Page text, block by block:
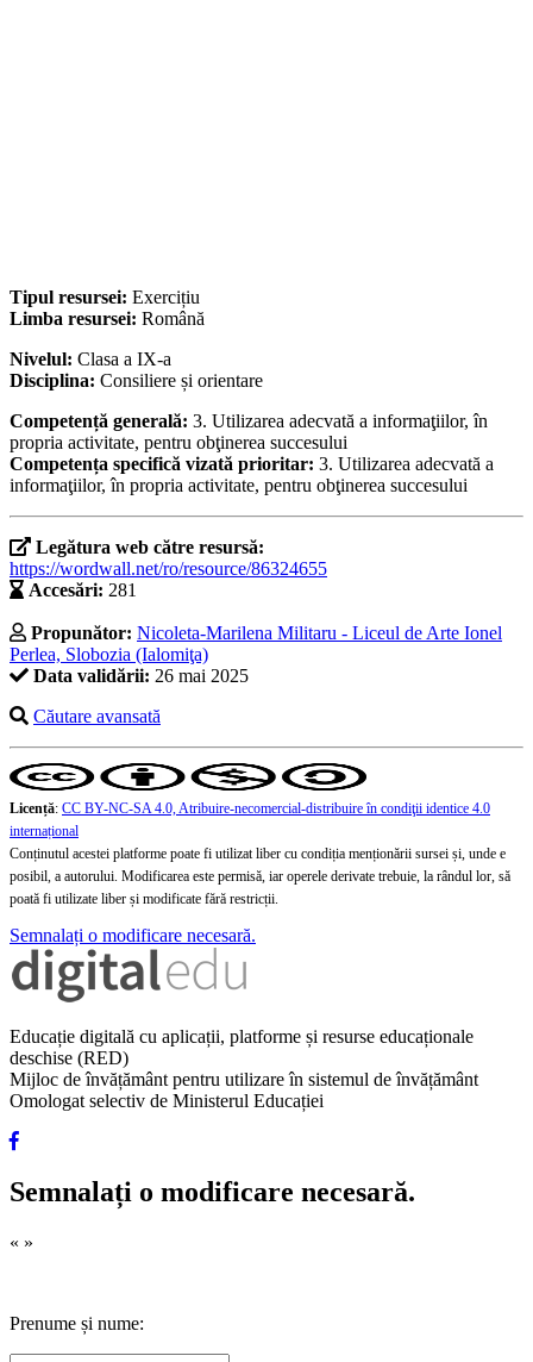
Tipul resursei: Exercițiu
Limba resursei: Română
Nivelul: Clasa a IX-a
Disciplina: Consiliere și orientare
Competență generală: 3. Utilizarea adecvată a informaţiilor, în
propria activitate, pentru obţinerea succesului
Competența specifică vizată prioritar: 3. Utilizarea adecvată a
informaţiilor, în propria activitate, pentru obţinerea succesului
Legătura web către resursă:
https://wordwall.net/ro/resource/86324655
Accesări: 281
Propunător: Nicoleta-Marilena Militaru - Liceul de Arte Ionel
Perlea, Slobozia (Ialomiţa)
Data validării: 26 mai 2025
Căutare avansată
Licență: CC BY-NC-SA 4.0, Atribuire-necomercial-distribuire în condiţii identice 4.0
internațional
Conținutul acestei platforme poate fi utilizat liber cu condiția menționării sursei și, unde e
posibil, a autorului. Modificarea este permisă, iar operele derivate trebuie, la rândul lor, să
poată fi utilizate liber și modificate fără restricții.
Semnalați o modificare necesară.
Educație digitală cu aplicații, platforme și resurse educaționale
deschise (RED)
Mijloc de învățământ pentru utilizare în sistemul de învățământ
Omologat selectiv de Ministerul Educației
Semnalați o modificare necesară.
« »
Prenume și nume: